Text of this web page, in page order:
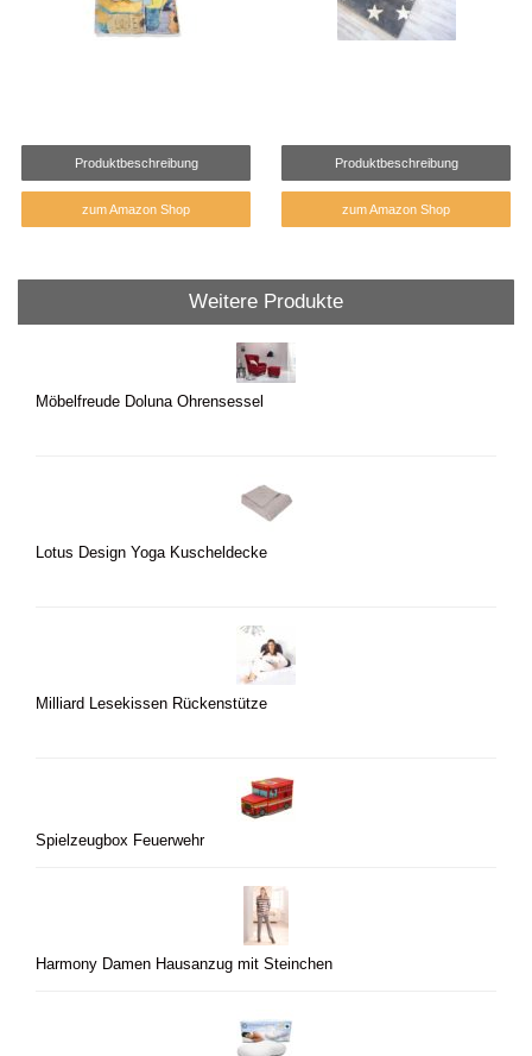
Produktbeschreibung
zum Amazon Shop
Produktbeschreibung
zum Amazon Shop
Weitere Produkte
Möbelfreude Doluna Ohrensessel
Lotus Design Yoga Kuscheldecke
Milliard Lesekissen Rückenstütze
Spielzeugbox Feuerwehr
Harmony Damen Hausanzug mit Steinchen